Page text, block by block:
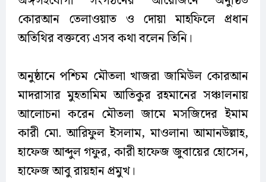
কোরআন তেলাওয়াত ও দোয়া মাহফিলে প্রধান
অতিথির বক্তব্যে এসব কথা বলেন তিনি।
অনুষ্ঠানে পশ্চিম মৌতলা খাজরা জামিউল কোরআন
মাদরাসার মুহতামিম আতিকুর রহমানের সঞ্চালনায়
আলোচনা করেন মৌতলা জামে মসজিদের ইমাম
কারী মো. আরিফুল ইসলাম, মাওলানা আমানউল্লাহ,
হাফেজ আব্দুল গফুর, কারী হাফেজ জুবায়ের হোসেন,
হাফেজ আবু রায়হান প্রমুখ।